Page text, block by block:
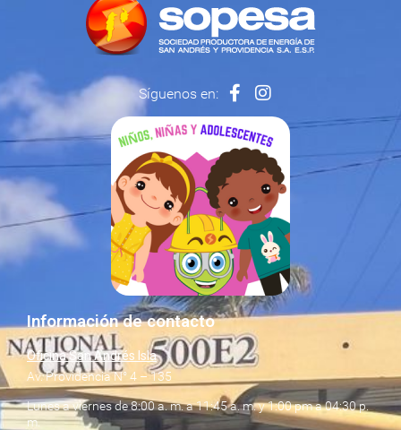
Síguenos en:
Información de contacto
Oficina San Andrés Isla
Av. Providencia N° 4 – 135
Lunes a viernes de 8:00 a. m. a 11:45 a. m. y 1:00 pm a 04:30 p.
m.